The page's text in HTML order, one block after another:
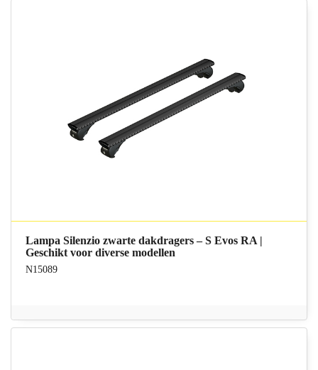
Lampa Silenzio zwarte dakdragers – S Evos RA |
Geschikt voor diverse modellen
N15089